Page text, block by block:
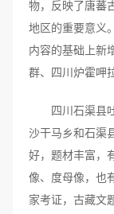
物，反映了唐蕃
地区的重要意义
内容的基础上新
群、四川炉霍呷
四川石渠县吐
沙干马乡和石渠
好，题材丰富，
像、度母像，也
家考证，古藏文